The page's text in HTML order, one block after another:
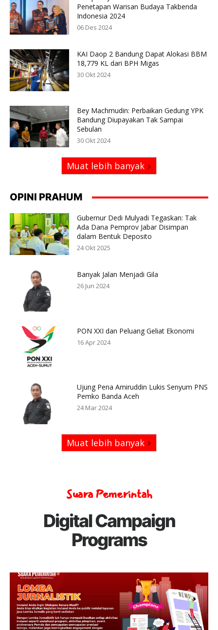
Penetapan Warisan Budaya Takbenda
Indonesia 2024
06 Des 2024
KAI Daop 2 Bandung Dapat Alokasi BBM
18,779 KL dari BPH Migas
30 Okt 2024
Bey Machmudin: Perbaikan Gedung YPK
Bandung Diupayakan Tak Sampai
Sebulan
30 Okt 2024
Muat lebih banyak
OPINI PRAHUM
Gubernur Dedi Mulyadi Tegaskan: Tak
Ada Dana Pemprov Jabar Disimpan
dalam Bentuk Deposito
24 Okt 2025
Banyak Jalan Menjadi Gila
26 Jun 2024
PON XXI dan Peluang Geliat Ekonomi
16 Apr 2024
Ujung Pena Amiruddin Lukis Senyum PNS
Pemko Banda Aceh
24 Mar 2024
Muat lebih banyak
Suara Pemerintah
Digital Campaign
Programs